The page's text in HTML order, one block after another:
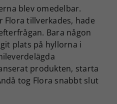
blev omedelbar.
Flora tillverkades, hade
Bara någon
plats på hyllorna i
produkten, starta
tog Flora snabbt slut